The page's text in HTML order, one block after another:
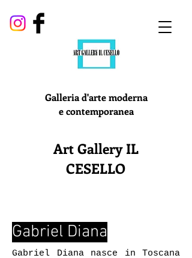
Art Gallery IL
CESELLO
Galleria d'arte moderna
e contemporanea
Gabriel Diana
Gabriel Diana nasce in Toscana